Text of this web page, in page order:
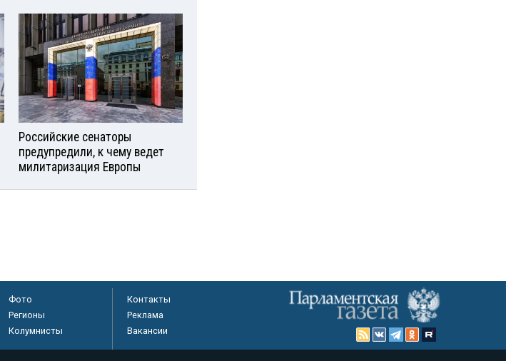
Российские сенаторы
предупредили, к чему ведет
милитаризация Европы
Фото
Регионы
Колумнисты
Контакты
Реклама
Вакансии